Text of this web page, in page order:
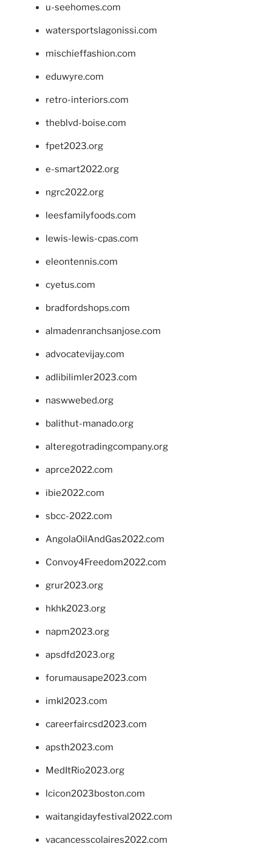
u-seehomes.com
watersportslagonissi.com
mischieffashion.com
eduwyre.com
retro-interiors.com
theblvd-boise.com
fpet2023.org
e-smart2022.org
ngrc2022.org
leesfamilyfoods.com
lewis-lewis-cpas.com
eleontennis.com
cyetus.com
bradfordshops.com
almadenranchsanjose.com
advocatevijay.com
adlibilimler2023.com
naswwebed.org
balithut-manado.org
alteregotradingcompany.org
aprce2022.com
ibie2022.com
sbcc-2022.com
AngolaOilAndGas2022.com
Convoy4Freedom2022.com
grur2023.org
hkhk2023.org
napm2023.org
apsdfd2023.org
forumausape2023.com
imkl2023.com
careerfaircsd2023.com
apsth2023.com
MedItRio2023.org
lcicon2023boston.com
waitangidayfestival2022.com
vacancesscolaires2022.com